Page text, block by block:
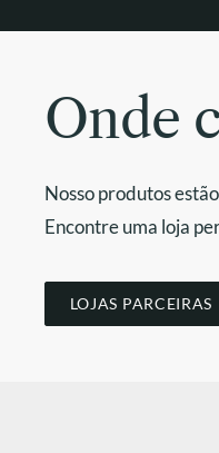
Onde
Nosso produtos
Encontre uma loja
LOJAS PARCEIRAS